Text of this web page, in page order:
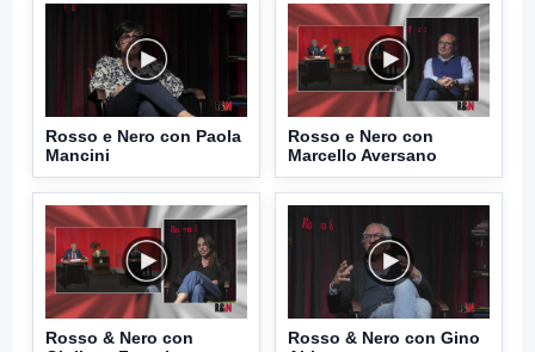
Rosso e Nero con Paola
Mancini
Rosso e Nero con
Marcello Aversano
Rosso & Nero con
Rosso & Nero con Gino